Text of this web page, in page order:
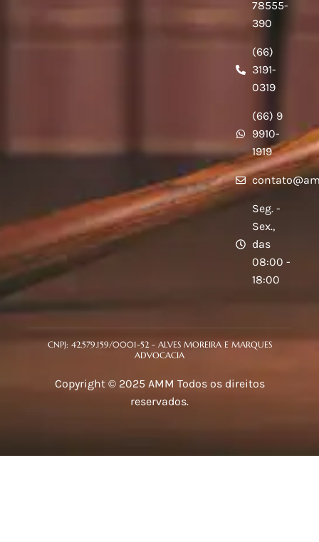
78555-
390
(66)
3191-
0319
(66) 9
9910-
1919
Seg. -
Sex.,
das
08:00 -
18:00
CNPJ: 42.579.159/0001-52 - ALVES MOREIRA E MARQUES
ADVOCACIA
Copyright © 2025 AMM Todos os direitos
reservados.